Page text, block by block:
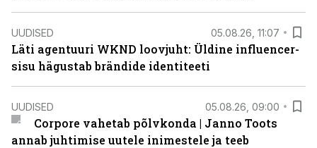
UUDISED 05.08.26, 11:07
Läti agentuuri WKND loovjuht: Üldine influencer-
sisu hägustab brändide identiteeti
UUDISED 05.08.26, 09:00
Corpore vahetab põlvkonda | Janno Toots
annab juhtimise uutele inimestele ja teeb